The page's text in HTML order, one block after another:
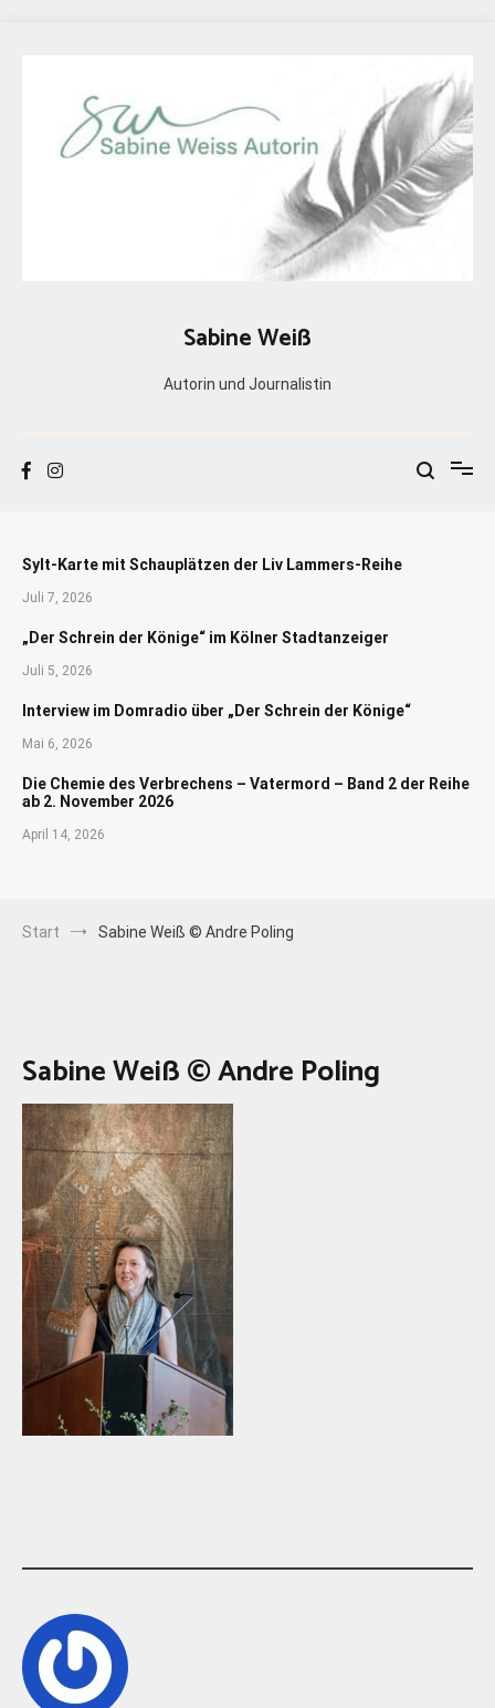
Sabine Weiß
Autorin und Journalistin
Sylt-Karte mit Schauplätzen der Liv Lammers-Reihe
Juli 7, 2026
„Der Schrein der Könige“ im Kölner Stadtanzeiger
Juli 5, 2026
Interview im Domradio über „Der Schrein der Könige“
Mai 6, 2026
Die Chemie des Verbrechens – Vatermord – Band 2 der Reihe
ab 2. November 2026
April 14, 2026
Start Sabine Weiß © Andre Poling
Sabine Weiß © Andre Poling